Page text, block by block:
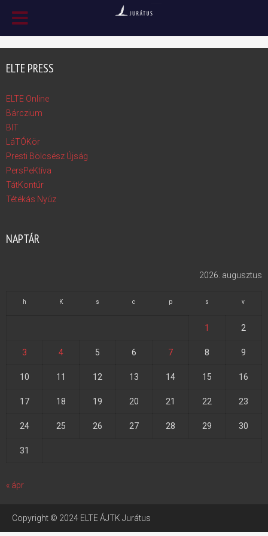
ELTE PRESS
ELTE Online
Bárczium
BIT
LáTÓKör
Presti Bölcsész Újság
PersPeKtíva
TátKontúr
Tétékás Nyúz
NAPTÁR
2026. augusztus
h K s c p s v
1 2
3 4 5 6 7 8 9
10 11 12 13 14 15 16
17 18 19 20 21 22 23
24 25 26 27 28 29 30
31
« ápr
Copyright © 2024 ELTE ÁJTK Jurátus